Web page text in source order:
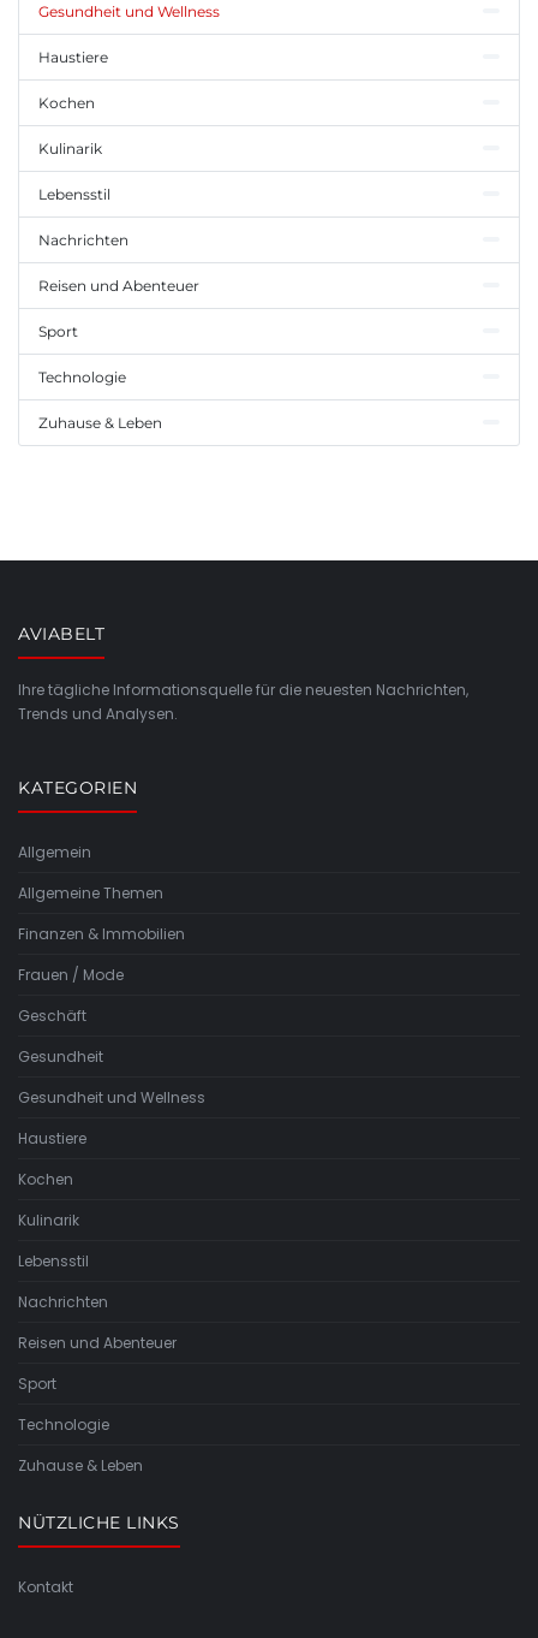
Gesundheit und Wellness
Haustiere
Kochen
Kulinarik
Lebensstil
Nachrichten
Reisen und Abenteuer
Sport
Technologie
Zuhause & Leben
AVIABELT
Ihre tägliche Informationsquelle für die neuesten Nachrichten,
Trends und Analysen.
KATEGORIEN
Allgemein
Allgemeine Themen
Finanzen & Immobilien
Frauen / Mode
Geschäft
Gesundheit
Gesundheit und Wellness
Haustiere
Kochen
Kulinarik
Lebensstil
Nachrichten
Reisen und Abenteuer
Sport
Technologie
Zuhause & Leben
NÜTZLICHE LINKS
Kontakt